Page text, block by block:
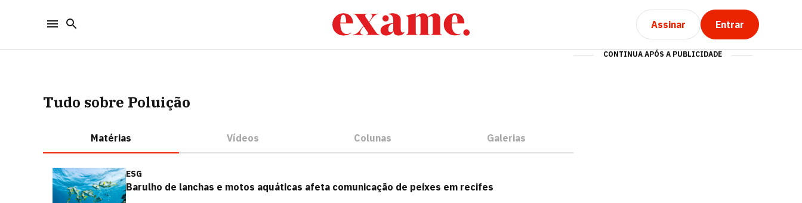
Assinar Entrar
Tudo sobre Poluição
Matérias Vídeos Colunas Galerias
ESG
Barulho de lanchas e motos aquáticas afeta comunicação de peixes em recifes
CONTINUA APÓS A PUBLICIDADE